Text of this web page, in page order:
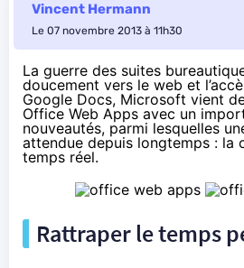
Vincent Hermann
Le 07 novembre 2013 à 11h30
La guerre des suites
doucement vers le web et
Google Docs, Microsoft vient
Office Web Apps avec un
nouveautés, parmi lesquelles
attendue depuis longtemps : la
temps réel.
Rattraper le temps